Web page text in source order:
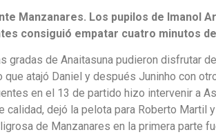
Manzanares. Los pupilos de Imanol
consiguió empatar cuatro minutos
de Anaitasuna pudieron disfrutar
atajó Daniel y después Juninho con
en el 13 de partido hizo intervenir a
calidad, dejó la pelota para Roberto
de Manzanares en la primera parte